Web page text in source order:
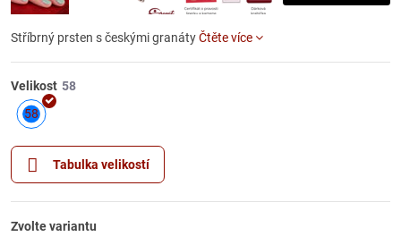
Stříbrný prsten s českými granátyČtěte více
Velikost
58
Tabulka velikostí
Zvolte variantu